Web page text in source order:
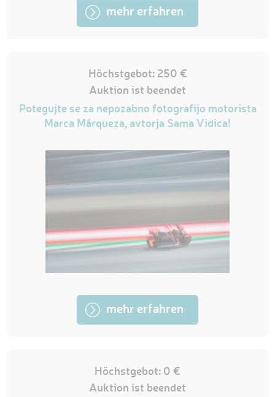
mehr erfahren
Höchstgebot: 250 €
Auktion ist beendet
Potegujte se za nepozabno fotografijo motorista
Marca Márqueza, avtorja Sama Vidica!
mehr erfahren
Höchstgebot: 0 €
Auktion ist beendet